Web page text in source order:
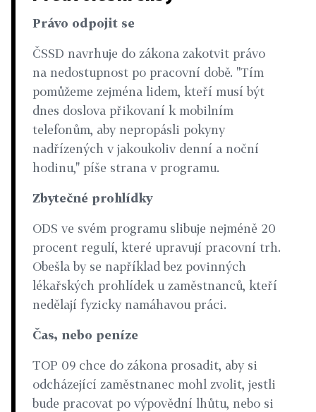
Právo odpojit se
ČSSD navrhuje do zákona zakotvit právo
na nedostupnost po pracovní době. "Tím
pomůžeme zejména lidem, kteří musí být
dnes doslova přikovaní k mobilním
telefonům, aby nepropásli pokyny
nadřízených v jakoukoliv denní a noční
hodinu," píše strana v programu.
Zbytečné prohlídky
ODS ve svém programu slibuje nejméně 20
procent regulí, které upravují pracovní trh.
Obešla by se například bez povinných
lékařských prohlídek u zaměstnanců, kteří
nedělají fyzicky namáhavou práci.
Čas, nebo peníze
TOP 09 chce do zákona prosadit, aby si
odcházející zaměstnanec mohl zvolit, jestli
bude pracovat po výpovědní lhůtu, nebo si